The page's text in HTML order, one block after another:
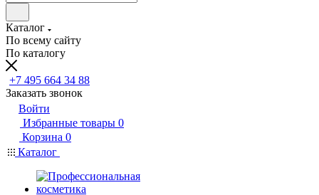
Каталог
По всему сайту
По каталогу
+7 495 664 34 88
Заказать звонок
Войти
Избранные товары 0
Корзина 0
Каталог